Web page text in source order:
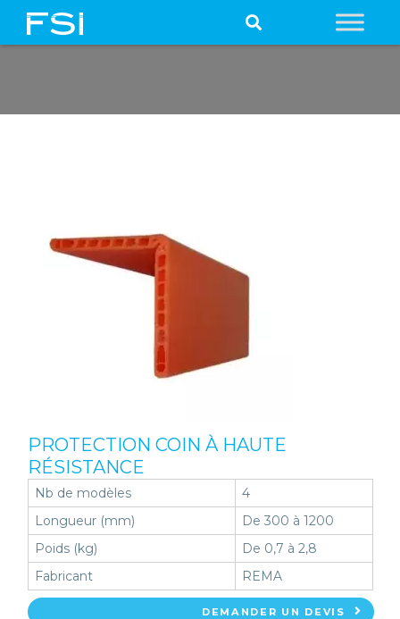
PROTECTION COIN À HAUTE
RÉSISTANCE
Nb de modèles
4
Longueur (mm)
De 300 à 1200
Poids (kg)
De 0,7 à 2,8
Fabricant
REMA
DEMANDER UN DEVIS